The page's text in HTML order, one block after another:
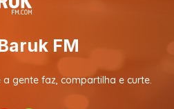
FM
a gente faz, compartilha e curte.